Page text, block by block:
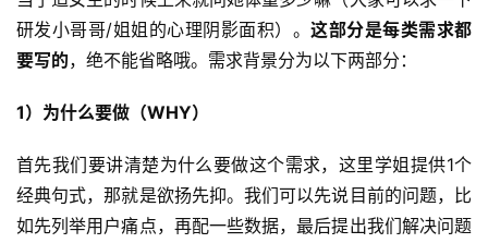
研发小哥哥/姐姐的心理阴影面积）。这部分是每类需求都
要写的，绝不能省略哦。需求背景分为以下两部分：
1）为什么要做（WHY）
首先我们要讲清楚为什么要做这个需求，这里学姐提供1个
经典句式，那就是欲扬先抑。我们可以先说目前的问题，比
如先列举用户痛点，再配一些数据，最后提出我们解决问题